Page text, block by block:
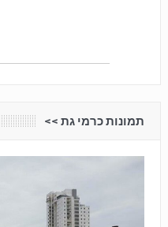
תמונות כרמי גת <<